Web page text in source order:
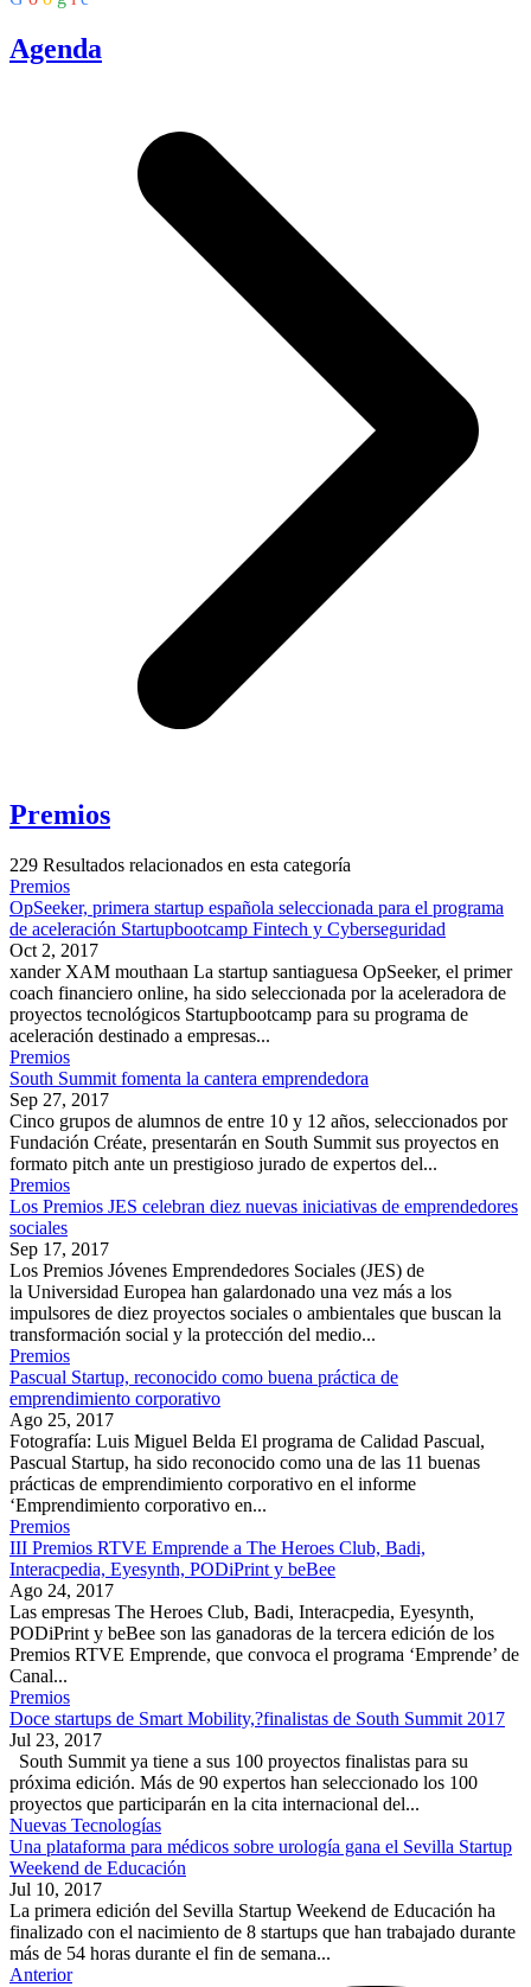
Agenda
Premios
229 Resultados relacionados en esta categoría
Premios
OpSeeker, primera startup española seleccionada para el programa
de aceleración Startupbootcamp Fintech y Cyberseguridad
Oct 2, 2017
xander XAM mouthaan La startup santiaguesa OpSeeker, el primer
coach financiero online, ha sido seleccionada por la aceleradora de
proyectos tecnológicos Startupbootcamp para su programa de
aceleración destinado a empresas...
Premios
South Summit fomenta la cantera emprendedora
Sep 27, 2017
Cinco grupos de alumnos de entre 10 y 12 años, seleccionados por
Fundación Créate, presentarán en South Summit sus proyectos en
formato pitch ante un prestigioso jurado de expertos del...
Premios
Los Premios JES celebran diez nuevas iniciativas de emprendedores
sociales
Sep 17, 2017
Los Premios Jóvenes Emprendedores Sociales (JES) de
la Universidad Europea han galardonado una vez más a los
impulsores de diez proyectos sociales o ambientales que buscan la
transformación social y la protección del medio...
Premios
Pascual Startup, reconocido como buena práctica de
emprendimiento corporativo
Ago 25, 2017
Fotografía: Luis Miguel Belda El programa de Calidad Pascual,
Pascual Startup, ha sido reconocido como una de las 11 buenas
prácticas de emprendimiento corporativo en el informe
‘Emprendimiento corporativo en...
Premios
III Premios RTVE Emprende a The Heroes Club, Badi,
Interacpedia, Eyesynth, PODiPrint y beBee
Ago 24, 2017
Las empresas The Heroes Club, Badi, Interacpedia, Eyesynth,
PODiPrint y beBee son las ganadoras de la tercera edición de los
Premios RTVE Emprende, que convoca el programa ‘Emprende’ de
Canal...
Premios
Doce startups de Smart Mobility,?finalistas de South Summit 2017
Jul 23, 2017
South Summit ya tiene a sus 100 proyectos finalistas para su
próxima edición. Más de 90 expertos han seleccionado los 100
proyectos que participarán en la cita internacional del...
Nuevas Tecnologías
Una plataforma para médicos sobre urología gana el Sevilla Startup
Weekend de Educación
Jul 10, 2017
La primera edición del Sevilla Startup Weekend de Educación ha
finalizado con el nacimiento de 8 startups que han trabajado durante
más de 54 horas durante el fin de semana...
Anterior